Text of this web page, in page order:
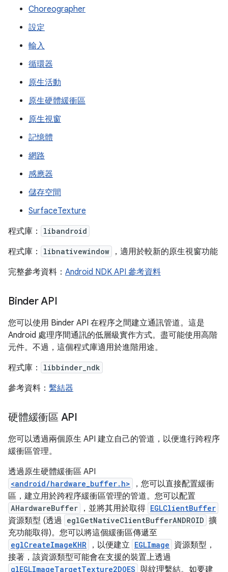
Choreographer
設定
輸入
循環器
原生活動
原生硬體緩衝區
原生視窗
記憶體
網路
感應器
儲存空間
SurfaceTexture
程式庫：
libandroid
程式庫： libnativewindow
，適用於較新的原生視窗功能
完整參考資料： Android NDK API 參考資料
Binder API
您可以使用 Binder API 在程序之間建立通訊管道。這是
Android 處理序間通訊的低層級實作方式。盡可能使用高階
元件。不過，這個程式庫適用於進階用途。
程式庫：
libbinder_ndk
參考資料： 繫結器
硬體緩衝區 API
您可以透過兩個原生 API 建立自己的管道，以便進行跨程序
緩衝區管理。
透過原生硬體緩衝區 API
<android/hardware_buffer.h>
，您可以直接配置緩衝
區，建立用於跨程序緩衝區管理的管道。您可以配置
AHardwareBuffer ，並將其用於取得 EGLClientBuffer
資源類型 (透過 eglGetNativeClientBufferANDROID 擴
充功能取得)。您可以將這個緩衝區傳遞至
eglCreateImageKHR ，以便建立 EGLImage 資源類型，
接著，該資源類型可能會在支援的裝置上透過
glEGLImageTargetTexture2DOES 與紋理繫結。如要建